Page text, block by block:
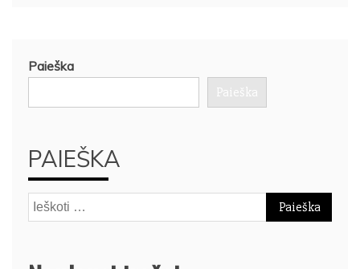
Paieška
Paieška
PAIEŠKA
Ieškoti: